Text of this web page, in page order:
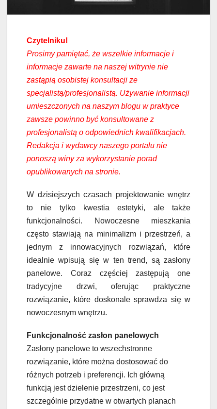
Czytelniku!
Prosimy pamiętać, że wszelkie informacje i
informacje zawarte na naszej witrynie nie
zastąpią osobistej konsultacji ze
specjalistą/profesjonalistą. Używanie informacji
umieszczonych na naszym blogu w praktyce
zawsze powinno być konsultowane z
profesjonalistą o odpowiednich kwalifikacjach.
Redakcja i wydawcy naszego portalu nie
ponoszą winy za wykorzystanie porad
opublikowanych na stronie.
W dzisiejszych czasach projektowanie wnętrz
to nie tylko kwestia estetyki, ale także
funkcjonalności. Nowoczesne mieszkania
często stawiają na minimalizm i przestrzeń, a
jednym z innowacyjnych rozwiązań, które
idealnie wpisują się w ten trend, są zasłony
panelowe. Coraz częściej zastępują one
tradycyjne drzwi, oferując praktyczne
rozwiązanie, które doskonale sprawdza się w
nowoczesnym wnętrzu.
Funkcjonalność zasłon panelowych
Zasłony panelowe to wszechstronne
rozwiązanie, które można dostosować do
różnych potrzeb i preferencji. Ich główną
funkcją jest dzielenie przestrzeni, co jest
szczególnie przydatne w otwartych planach